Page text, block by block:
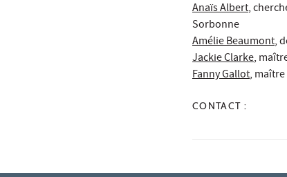
Anaïs Albert,
Sorbonne
Amélie Beaumont,
Jackie Clarke,
Fanny Gallot,
CONTACT :